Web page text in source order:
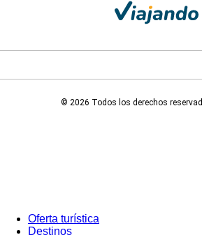
© 2026 Todos los derechos
Oferta turística
Destinos